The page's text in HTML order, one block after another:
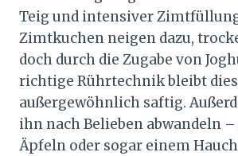
Teig und intensiver
Zimtkuchen neigen dazu,
doch durch die Zugabe von
richtige Rührtechnik bleibt
außergewöhnlich saftig.
ihn nach Belieben abwandeln
Äpfeln oder sogar einem